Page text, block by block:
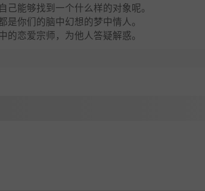
能够找到一个什么样的对象呢。
你们的脑中幻想的梦中情人。
恋爱宗师，为他人答疑解惑。